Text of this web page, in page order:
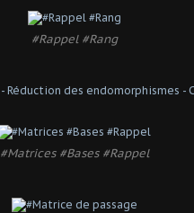
#Rappel #Rang
#Matrices #Bases #Rappel